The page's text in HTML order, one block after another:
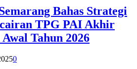
Bahas Strategi
TPG PAI Akhir
Tahun 2026
0